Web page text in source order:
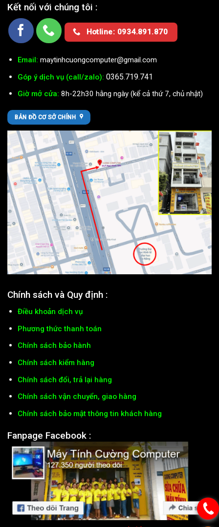
Kết nối với chúng tôi :
Hotline: 0934.891.870
Email: maytinhcuongcomputer@gmail.com
Góp ý dịch vụ (call/zalo): 0365.719.741
Giờ mở cửa: 8h-22h30 hằng ngày (kể cả thứ 7, chủ nhật)
BẢN ĐỒ CƠ SỞ CHÍNH
Chính sách và Quy định :
Điều khoản dịch vụ
Phương thức thanh toán
Chính sách bảo hành
Chính sách kiểm hàng
Chính sách đổi, trả lại hàng
Chính sách vận chuyển, giao hàng
Chính sách bảo mật thông tin khách hàng
Fanpage Facebook :